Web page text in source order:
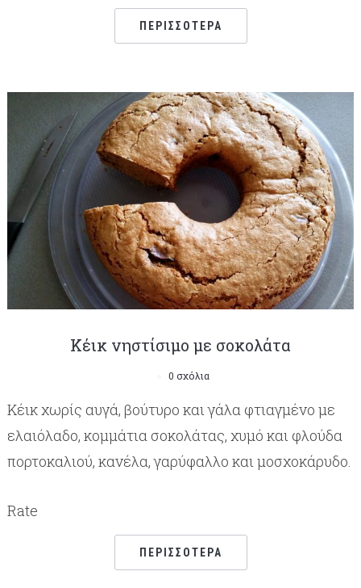
ΠΕΡΙΣΣΌΤΕΡΑ
Κέικ νηστίσιμο με σοκολάτα
0 σχόλια
Κέικ χωρίς αυγά, βούτυρο και γάλα φτιαγμένο με
ελαιόλαδο, κομμάτια σοκολάτας, χυμό και φλούδα
πορτοκαλιού, κανέλα, γαρύφαλλο και μοσχοκάρυδο.
Rate
ΠΕΡΙΣΣΌΤΕΡΑ